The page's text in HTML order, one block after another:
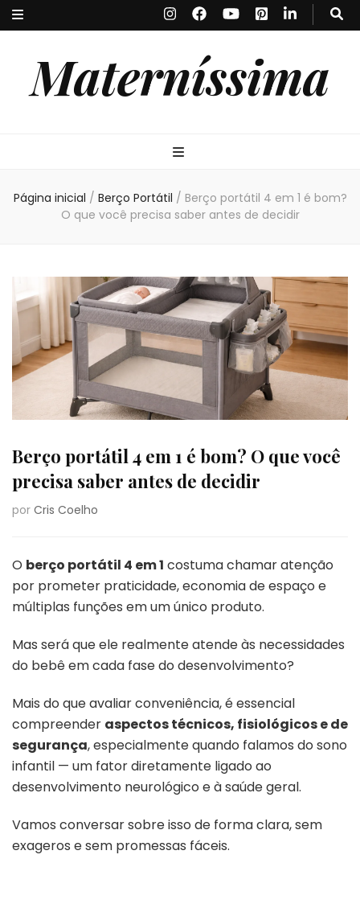
Materníssima
Página inicial / Berço Portátil / Berço portátil 4 em 1 é bom?
O que você precisa saber antes de decidir
Berço portátil 4 em 1 é bom? O que você
precisa saber antes de decidir
por Cris Coelho
O berço portátil 4 em 1 costuma chamar atenção
por prometer praticidade, economia de espaço e
múltiplas funções em um único produto.
Mas será que ele realmente atende às necessidades
do bebê em cada fase do desenvolvimento?
Mais do que avaliar conveniência, é essencial
compreender aspectos técnicos, fisiológicos e de
segurança, especialmente quando falamos do sono
infantil — um fator diretamente ligado ao
desenvolvimento neurológico e à saúde geral.
Vamos conversar sobre isso de forma clara, sem
exageros e sem promessas fáceis.